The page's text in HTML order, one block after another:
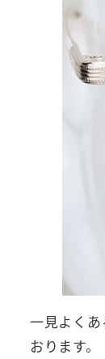
一見よく
おります。